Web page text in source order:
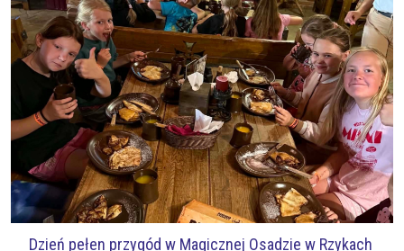
Dzień pełen przygód w Magicznej Osadzie w Rzykach